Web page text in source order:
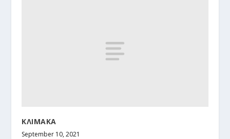
ΚΛΙΜΑΚΑ
September 10, 2021